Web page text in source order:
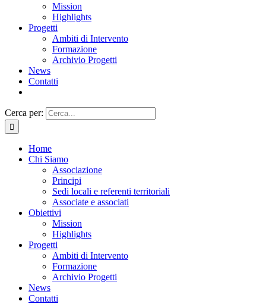
Mission
Highlights
Progetti
Ambiti di Intervento
Formazione
Archivio Progetti
News
Contatti
Cerca per:
Home
Chi Siamo
Associazione
Principi
Sedi locali e referenti territoriali
Associate e associati
Obiettivi
Mission
Highlights
Progetti
Ambiti di Intervento
Formazione
Archivio Progetti
News
Contatti